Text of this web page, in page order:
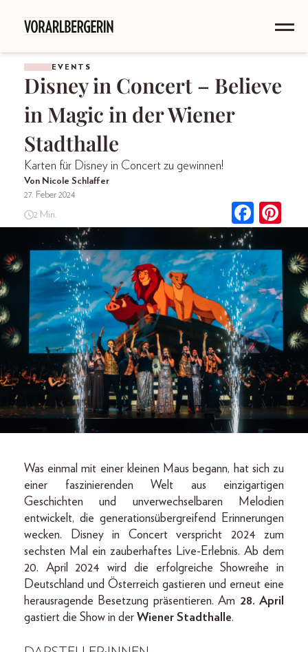
EVENTS
Disney in Concert – Believe
in Magic in der Wiener
Stadthalle
Karten für Disney in Concert zu gewinnen!
Von Nicole Schlaffer
27. Feber 2024
2 Min.
Was einmal mit einer kleinen Maus begann, hat sich zu
einer faszinierenden Welt aus einzigartigen
Geschichten und unverwechselbaren Melodien
entwickelt, die generationsübergreifend Erinnerungen
wecken. Disney in Concert verspricht 2024 zum
sechsten Mal ein zauberhaftes Live-Erlebnis. Ab dem
20. April 2024 wird die erfolgreiche Showreihe in
Deutschland und Österreich gastieren und erneut eine
herausragende Besetzung präsentieren. Am 28. April
gastiert die Show in der Wiener Stadthalle.